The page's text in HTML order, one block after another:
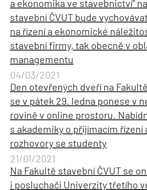
a ekonomika ve stavebnictví“
stavební ČVUT bude
na řízení a ekonomické
stavební firmy, tak obecně v
managementu
04/03/2021
Den otevřených dveří na
se v pátek 29. ledna ponese v
rovině v online prostoru.
s akademiky o přijímacím řízení
rozhovory se studenty
21/01/2021
Na Fakultě stavební ČVUT se
i posluchači Univerzity třetího